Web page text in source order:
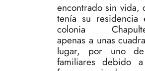
encontrado sin vida,
tenía su residencia
colonia
apenas a unas
lugar, por uno
familiares debido